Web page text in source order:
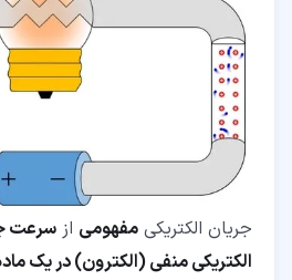
جریان الکتریکی مفهومی از سرعت
الکتریکی منفی (الکترون) در یک